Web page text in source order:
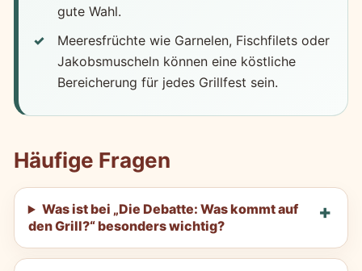
gute Wahl.
Meeresfrüchte wie Garnelen, Fischfilets oder
Jakobsmuscheln können eine köstliche
Bereicherung für jedes Grillfest sein.
Häufige Fragen
Was ist bei „Die Debatte: Was kommt auf
den Grill?“ besonders wichtig?